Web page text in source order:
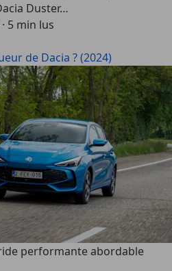
Duster…
· 5 min lus
de Dacia ? (2024)
performante abordable